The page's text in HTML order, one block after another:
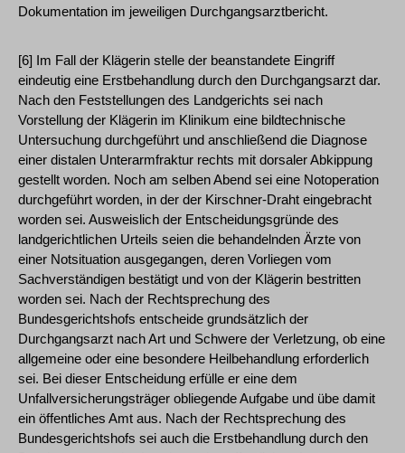
Dokumentation im jeweiligen Durchgangsarztbericht.
[6] Im Fall der Klägerin stelle der beanstandete Eingriff
eindeutig eine Erstbehandlung durch den Durchgangsarzt dar.
Nach den Feststellungen des Landgerichts sei nach
Vorstellung der Klägerin im Klinikum eine bildtechnische
Untersuchung durchgeführt und anschließend die Diagnose
einer distalen Unterarmfraktur rechts mit dorsaler Abkippung
gestellt worden. Noch am selben Abend sei eine Notoperation
durchgeführt worden, in der der Kirschner-Draht eingebracht
worden sei. Ausweislich der Entscheidungsgründe des
landgerichtlichen Urteils seien die behandelnden Ärzte von
einer Notsituation ausgegangen, deren Vorliegen vom
Sachverständigen bestätigt und von der Klägerin bestritten
worden sei. Nach der Rechtsprechung des
Bundesgerichtshofs entscheide grundsätzlich der
Durchgangsarzt nach Art und Schwere der Verletzung, ob eine
allgemeine oder eine besondere Heilbehandlung erforderlich
sei. Bei dieser Entscheidung erfülle er eine dem
Unfallversicherungsträger obliegende Aufgabe und übe damit
ein öffentliches Amt aus. Nach der Rechtsprechung des
Bundesgerichtshofs sei auch die Erstbehandlung durch den